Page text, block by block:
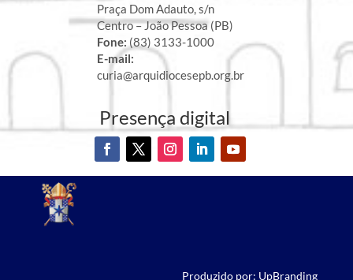
Praça Dom Adauto, s/n
Centro – João Pessoa (PB)
Fone: (83) 3133-1000
E-mail:
curia@arquidiocesepb.org.br
Presença digital
Produzido por: UpBranding